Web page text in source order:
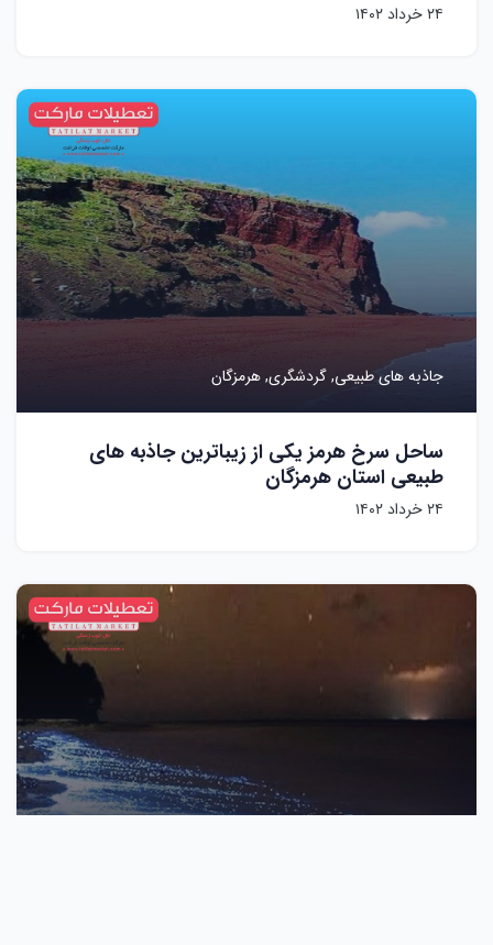
۲۴ خرداد ۱۴۰۲
جاذبه های طبیعی,گردشگری,هرمزگان
ساحل سرخ هرمز یکی از زیباترین جاذبه های
طبیعی استان هرمزگان
۲۴ خرداد ۱۴۰۲